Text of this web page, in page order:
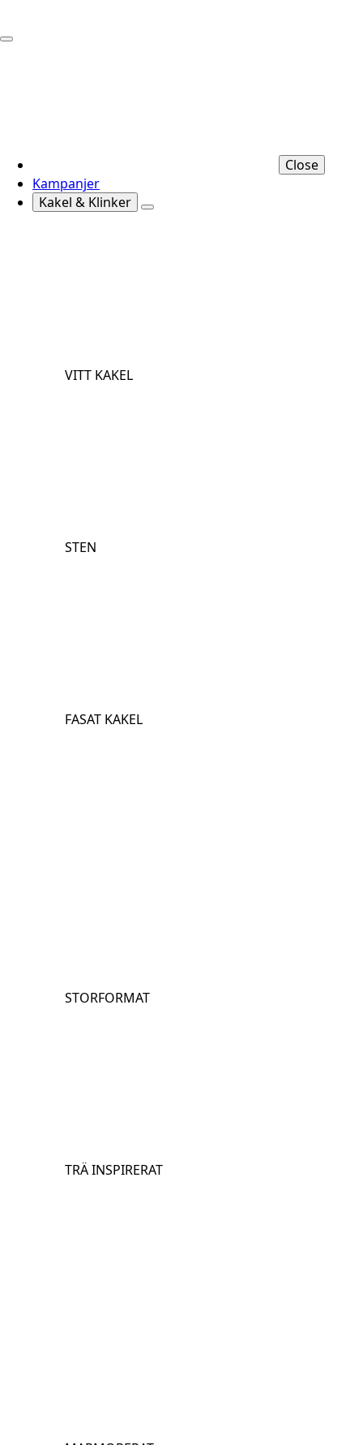
Close
Kampanjer
Kakel & Klinker
VITT KAKEL
STEN
FASAT KAKEL
STORFORMAT
TRÄ INSPIRERAT